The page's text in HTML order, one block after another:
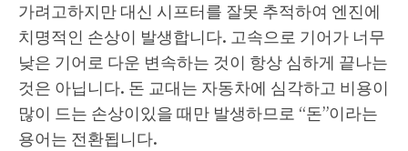
가려고하지만 대신 시프터를 잘못 추적하여 엔진에
치명적인 손상이 발생합니다. 고속으로 기어가 너무
낮은 기어로 다운 변속하는 것이 항상 심하게 끝나는
것은 아닙니다. 돈 교대는 자동차에 심각하고 비용이
많이 드는 손상이있을 때만 발생하므로 “돈”이라는
용어는 전환됩니다.